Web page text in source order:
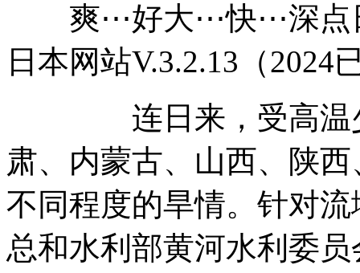
爽⋯好大⋯快⋯深点
日本网站V.3.2.13（
连日来，受高温少
肃、内蒙古、山西、陕
不同程度的旱情。针对
总和水利部黄河水利委